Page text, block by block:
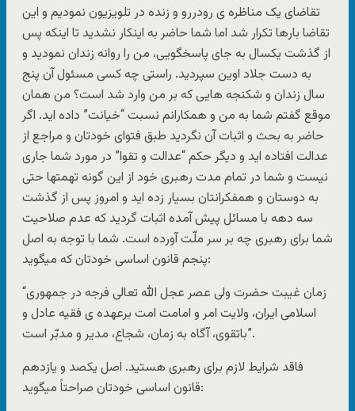
تقاضای یک مناظره ی رودررو و زنده در تلویزیون نمودیم و این
تقاضا بارها تکرار شد اما شما حاضر به اینکار نشدید تا اینکه پس
از گذشت یکسال به جای پاسخگویی، من را روانه زندان نمودید و
به دست جلاد اوین سپردید. راستی چه کسی مسئول آن پنج
سال زندان و شکنجه هایی که بر من وارد شد است؟ من همان
موقع گفتم شما به من و همکارانم نسبت “خیانت” داده اید. اگر
حاضر به بحث و اثبات آن نگردید طبق فتوای خودتان و مراجع از
عدالت افتاده اید و دیگر حکم “عدالت و تقوا” در مورد شما جاری
نیست و شما در تمام مدت رهبری خود از این گونه تهمتها حتی
به دوستان و همفکرانتان بسیار زده اید و امروز پس از گذشت
سه دهه با مسائل پیش آمده اثبات گردید که عدم صلاحیت
شما برای رهبری چه بر سر ملّت آورده است. شما با توجه به اصل
پنجم قانون اساسی خودتان که میگوید:
“زمان غیبت حضرت ولی عصر عجل الله تعالی فرجه در جمهوری
اسلامی ایران، ولایت امر و امامت امت برعهده ی فقیه عادل و
باتقوی، آگاه به زمان، شجاع، مدیر و مدبّر است”.
فاقد شرایط لازم برای رهبری هستید. اصل یکصد و یازدهم
قانون اساسی خودتان صراحتاً میگوید: